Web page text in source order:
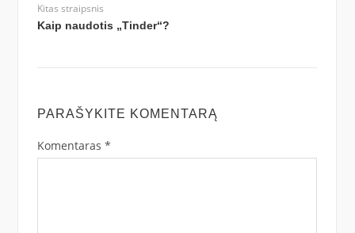
Kitas straipsnis
Kaip naudotis „Tinder“?
PARAŠYKITE KOMENTARĄ
Komentaras *